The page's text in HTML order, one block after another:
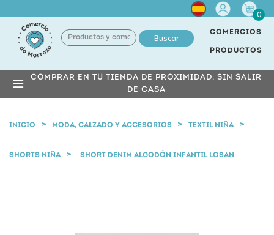
Cuenta
0
Buscar
COMERCIOS
PRODUCTOS
COMPRAR EN TU TIENDA DE PROXIMIDAD, SIN SALIR
DE CASA
INICIO MODA, CALZADO Y ACCESORIOS TEXTIL NIÑA
SHORTS NIÑA SHORT DENIM ALGODÓN INFANTIL LOSAN